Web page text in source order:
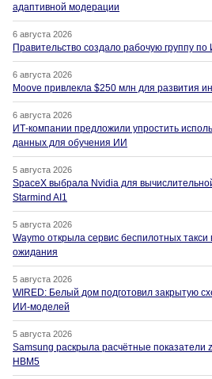
адаптивной модерации
6 августа 2026
Правительство создало рабочую группу
6 августа 2026
Moove привлекла $250 млн для развития
6 августа 2026
ИТ-компании предложили упростить
данных для обучения ИИ
5 августа 2026
SpaceX выбрала Nvidia для
Starmind AI1
5 августа 2026
Waymo открыла сервис беспилотных такси
ожидания
5 августа 2026
WIRED: Белый дом подготовил закрытую
ИИ-моделей
5 августа 2026
Samsung раскрыла расчётные показатели
HBM5